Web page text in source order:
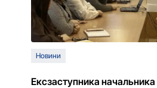
Новини
Ексзаступника